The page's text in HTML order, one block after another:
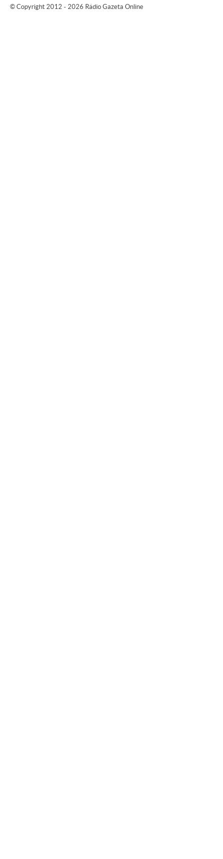
© Copyright 2012 - 2026 Rádio Gazeta Online